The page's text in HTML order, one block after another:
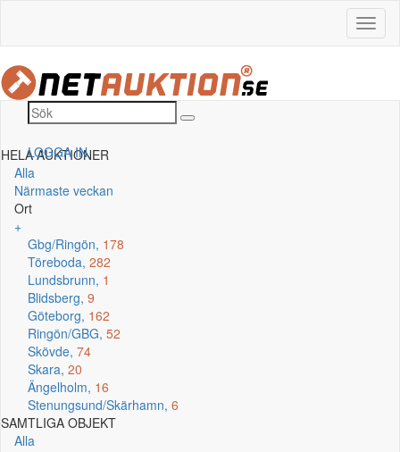
LOGGA IN
HELA AUKTIONER
Alla
Närmaste veckan
Ort
+
Gbg/Ringön, 178
Töreboda, 282
Lundsbrunn, 1
Blidsberg, 9
Göteborg, 162
Ringön/GBG, 52
Skövde, 74
Skara, 20
Ängelholm, 16
Stenungsund/Skärhamn, 6
SAMTLIGA OBJEKT
Alla